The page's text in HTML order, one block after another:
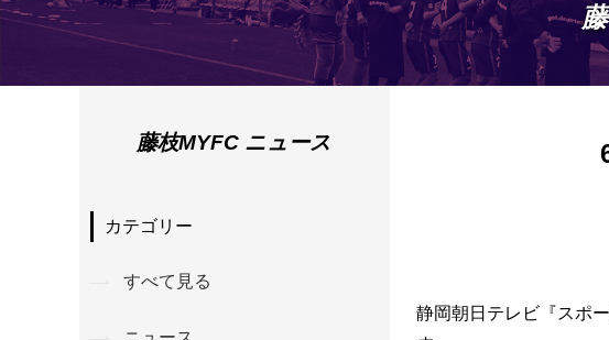
静岡朝日テレビ『スポ
藤枝MYFC ニュース
カテゴリー
すべて見る